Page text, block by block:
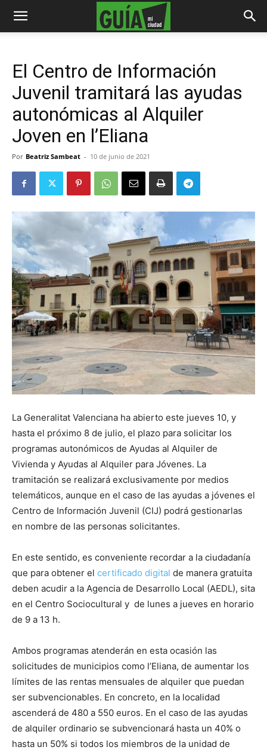
El Centro de Información
Juvenil tramitará las ayudas
autonómicas al Alquiler
Joven en l’Eliana
Por Beatriz Sambeat - 10 de junio de 2021
La Generalitat Valenciana ha abierto este jueves 10, y
hasta el próximo 8 de julio, el plazo para solicitar los
programas autonómicos de Ayudas al Alquiler de
Vivienda y Ayudas al Alquiler para Jóvenes. La
tramitación se realizará exclusivamente por medios
telemáticos, aunque en el caso de las ayudas a jóvenes el
Centro de Información Juvenil (CIJ) podrá gestionarlas
en nombre de las personas solicitantes.
En este sentido, es conveniente recordar a la ciudadanía
que para obtener el certificado digital de manera gratuita
deben acudir a la Agencia de Desarrollo Local (AEDL), sita
en el Centro Sociocultural y de lunes a jueves en horario
de 9 a 13 h.
Ambos programas atenderán en esta ocasión las
solicitudes de municipios como l’Eliana, de aumentar los
límites de las rentas mensuales de alquiler que puedan
ser subvencionables. En concreto, en la localidad
ascenderá de 480 a 550 euros. En el caso de las ayudas
de alquiler ordinario se subvencionará hasta un 40% o
hasta un 50% si todos los miembros de la unidad de